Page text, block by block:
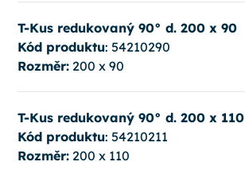
T-Kus redukovaný 90° d. 200 x 90
Kód produktu: 54210290
Rozměr:200 x 90
T-Kus redukovaný 90° d. 200 x 110
Kód produktu: 54210211
Rozměr:200 x 110